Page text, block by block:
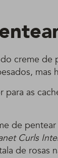
creme de
mas
as
de
Curls
de rosas